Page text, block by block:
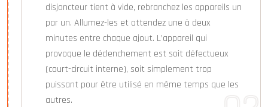
disjoncteur tient à vide, rebranchez les appareils un
par un. Allumez-les et attendez une à deux
minutes entre chaque ajout. L’appareil qui
provoque le déclenchement est soit défectueux
(court-circuit interne), soit simplement trop
puissant pour être utilisé en même temps que les
autres.